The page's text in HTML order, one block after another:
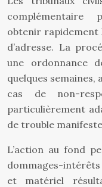
complémentaire
obtenir rapidement
d’adresse. La
une ordonnance
quelques semaines,
cas de non-
particulièrement
de trouble
L’action au fond
dommages-
et matériel